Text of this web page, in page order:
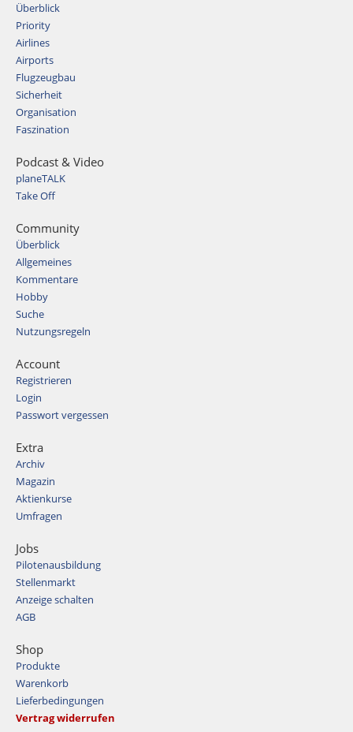
Überblick
Priority
Airlines
Airports
Flugzeugbau
Sicherheit
Organisation
Faszination
Podcast & Video
planeTALK
Take Off
Community
Überblick
Allgemeines
Kommentare
Hobby
Suche
Nutzungsregeln
Account
Registrieren
Login
Passwort vergessen
Extra
Archiv
Magazin
Aktienkurse
Umfragen
Jobs
Pilotenausbildung
Stellenmarkt
Anzeige schalten
AGB
Shop
Produkte
Warenkorb
Lieferbedingungen
Vertrag widerrufen